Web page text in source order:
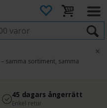
– samma sortiment, samma
×
Säker betalning
med Svea
45 dagars ångerrätt
Enkel retur